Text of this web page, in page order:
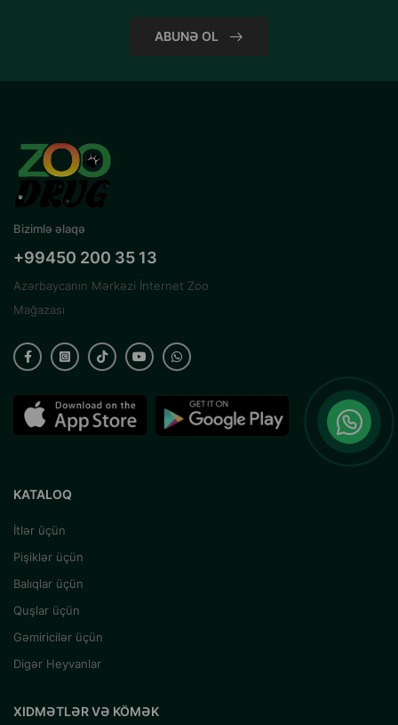
ABUNƏ OL
Bizimlə əlaqə
+99450 200 35 13
Azərbaycanın Mərkəzi İnternet Zoo
Mağazası
KATALOQ
İtlər üçün
Pişiklər üçün
Balıqlar üçün
Quşlar üçün
Gəmiricilər üçün
Digər Heyvanlar
XIDMƏTLƏR VƏ KÖMƏK